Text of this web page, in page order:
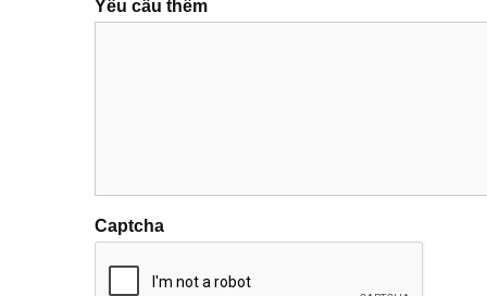
Yêu cầu thêm
Captcha